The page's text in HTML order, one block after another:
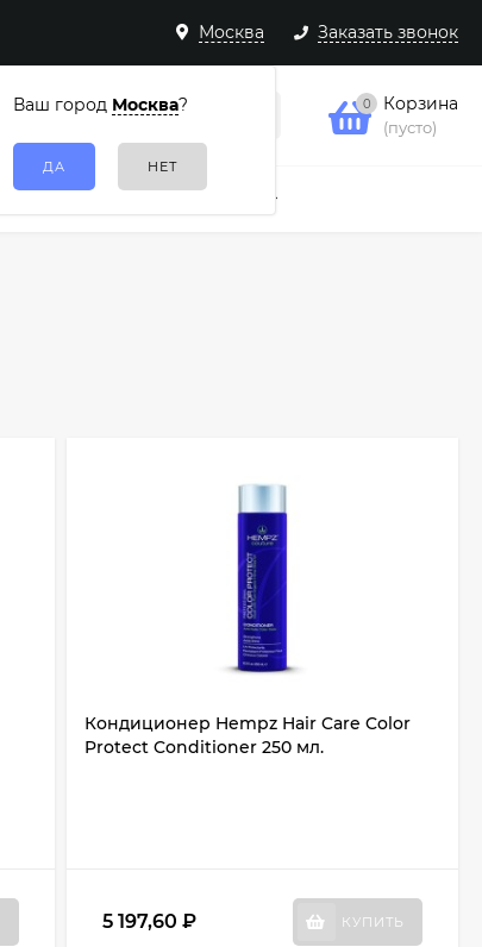
Москва
Ваш город Москва?
Заказать звонок
0 Корзина
(пусто)
Кондиционер Hempz Hair Care Color
Protect Conditioner 250 мл.
5 197,60 ₽ КУПИТЬ